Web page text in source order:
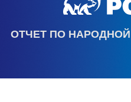
ОТЧЕТ ПО НАРОДНОЙ